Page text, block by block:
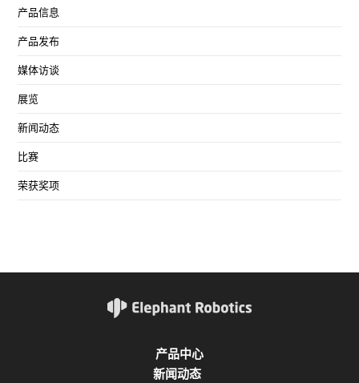
产品信息
产品发布
媒体访谈
展览
新闻动态
比赛
荣获奖项
产品中心
新闻动态